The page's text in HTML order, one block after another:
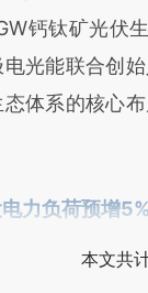
钙钛矿光伏
光能联合创
态体系的核心
力负荷预增
本文共